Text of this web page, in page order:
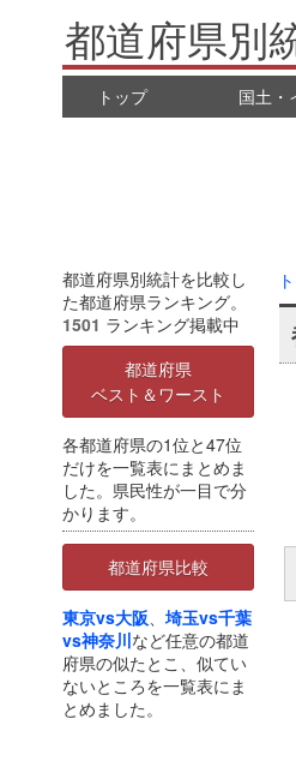
都道府県別
トップ 国土・
都道府県別統計を比較し
た都道府県ランキング。
1501 ランキング掲載中
都道府県
ベスト＆ワースト
各都道府県の1位と47位
だけを一覧表にまとめま
した。県民性が一目で分
かります。
都道府県比較
東京vs大阪、 埼玉vs千葉
vs神奈川など任意の都道
府県の似たとこ、似てい
ないところを一覧表にま
とめました。